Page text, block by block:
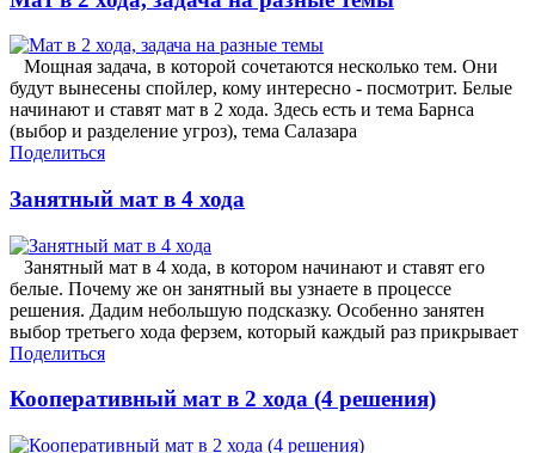
Мощная задача, в которой сочетаются несколько тем. Они
будут вынесены спойлер, кому интересно - посмотрит. Белые
начинают и ставят мат в 2 хода. Здесь есть и тема Барнса
(выбор и разделение угроз), тема Салазара
Поделиться
Занятный мат в 4 хода
Занятный мат в 4 хода, в котором начинают и ставят его
белые. Почему же он занятный вы узнаете в процессе
решения. Дадим небольшую подсказку. Особенно занятен
выбор третьего хода ферзем, который каждый раз прикрывает
Поделиться
Кооперативный мат в 2 хода (4 решения)